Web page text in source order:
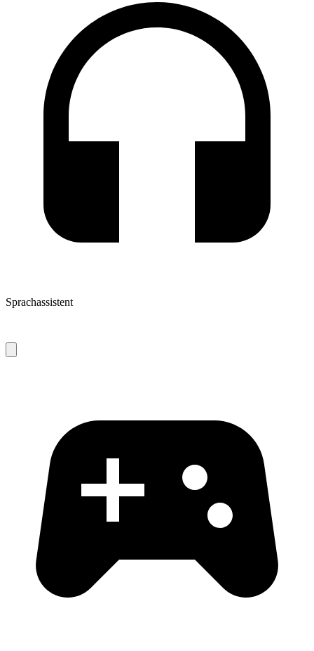
Sprachassistent